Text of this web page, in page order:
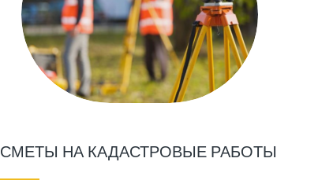
СМЕТЫ НА КАДАСТРОВЫЕ РАБОТЫ